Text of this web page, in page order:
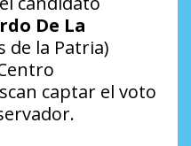
De La
de la Patria)
captar el voto